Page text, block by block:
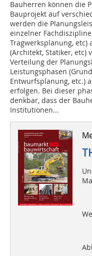
Bauherren können die
Bauprojekt auf
werden die
einzelner
Tragwerksplanung,
(Architekt, Statiker, etc)
Verteilung der
Leistungsphasen
Entwurfsplanung, etc.)
erfolgen. Bei dieser
denkbar, dass der
Institutionen...